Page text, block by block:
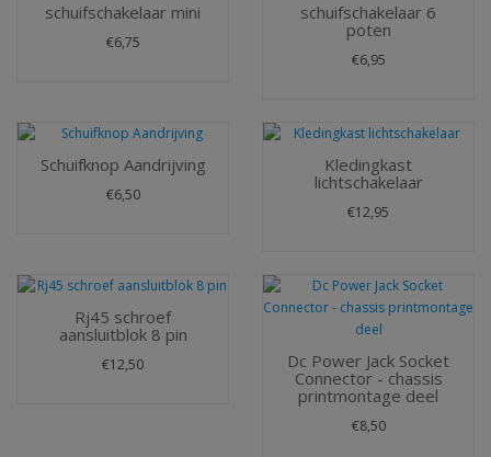
schuifschakelaar mini
€6,75
schuifschakelaar 6
poten
€6,95
Schuifknop Aandrijving
€6,50
Kledingkast
lichtschakelaar
€12,95
Rj45 schroef
aansluitblok 8 pin
€12,50
Dc Power Jack Socket
Connector - chassis
printmontage deel
€8,50